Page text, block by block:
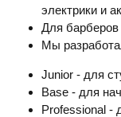
электрики и
Для барберов
Мы
Junior - для
Base - для
Professional -